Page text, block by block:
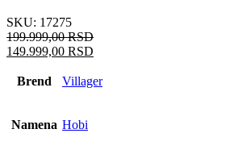
SKU: 17275
199.999,00RSD
Originalna
149.999,00 RSD
je:
Brend Villager
Namena Hobi